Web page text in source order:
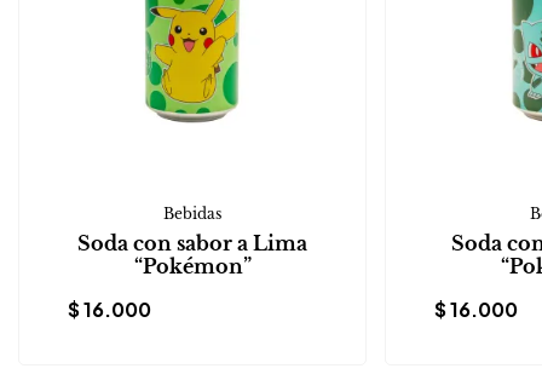
Bebidas
Soda con sabor a Lima
“Pokémon”
$16.000
Soda
$16.000